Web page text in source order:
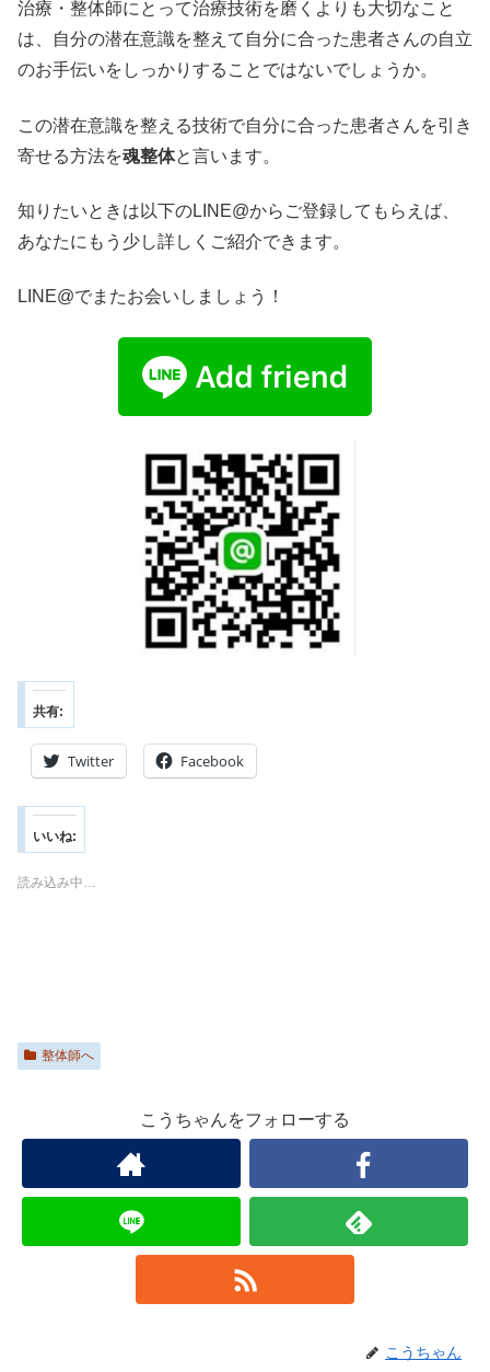
治療・整体師にとって治療技術を磨くよりも大切なこと
は、自分の潜在意識を整えて自分に合った患者さんの自立
のお手伝いをしっかりすることではないでしょうか。
この潜在意識を整える技術で自分に合った患者さんを引き
寄せる方法を魂整体と言います。
知りたいときは以下のLINE@からご登録してもらえば、
あなたにもう少し詳しくご紹介できます。
LINE@でまたお会いしましょう！
共有:
Twitter Facebook
いいね:
読み込み中…
整体師へ
こうちゃんをフォローする
こうちゃん